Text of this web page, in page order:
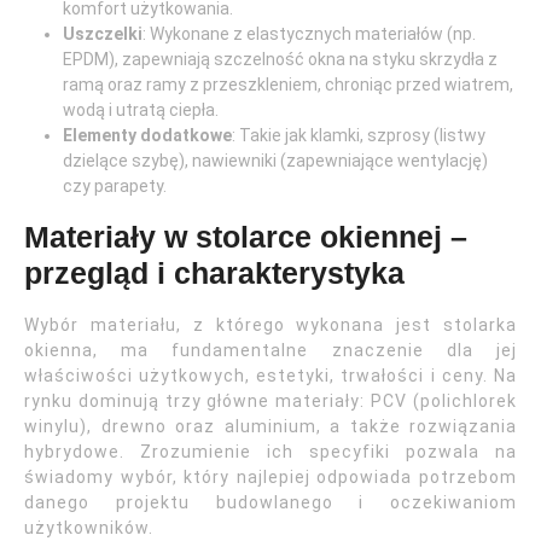
komfort użytkowania.
Uszczelki: Wykonane z elastycznych materiałów (np.
EPDM), zapewniają szczelność okna na styku skrzydła z
ramą oraz ramy z przeszkleniem, chroniąc przed wiatrem,
wodą i utratą ciepła.
Elementy dodatkowe: Takie jak klamki, szprosy (listwy
dzielące szybę), nawiewniki (zapewniające wentylację)
czy parapety.
Materiały w stolarce okiennej –
przegląd i charakterystyka
Wybór materiału, z którego wykonana jest stolarka
okienna, ma fundamentalne znaczenie dla jej
właściwości użytkowych, estetyki, trwałości i ceny. Na
rynku dominują trzy główne materiały: PCV (polichlorek
winylu), drewno oraz aluminium, a także rozwiązania
hybrydowe. Zrozumienie ich specyfiki pozwala na
świadomy wybór, który najlepiej odpowiada potrzebom
danego projektu budowlanego i oczekiwaniom
użytkowników.